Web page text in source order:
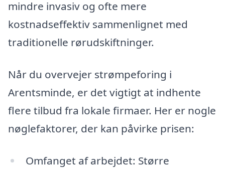
mindre invasiv og ofte mere
kostnadseffektiv sammenlignet med
traditionelle rørudskiftninger.
Når du overvejer strømpeforing i
Arentsminde, er det vigtigt at indhente
flere tilbud fra lokale firmaer. Her er nogle
nøglefaktorer, der kan påvirke prisen:
Omfanget af arbejdet: Større